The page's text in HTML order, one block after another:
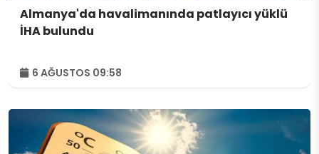
Almanya'da havalimanında patlayıcı yüklü
İHA bulundu
6 AĞUSTOS 09:58